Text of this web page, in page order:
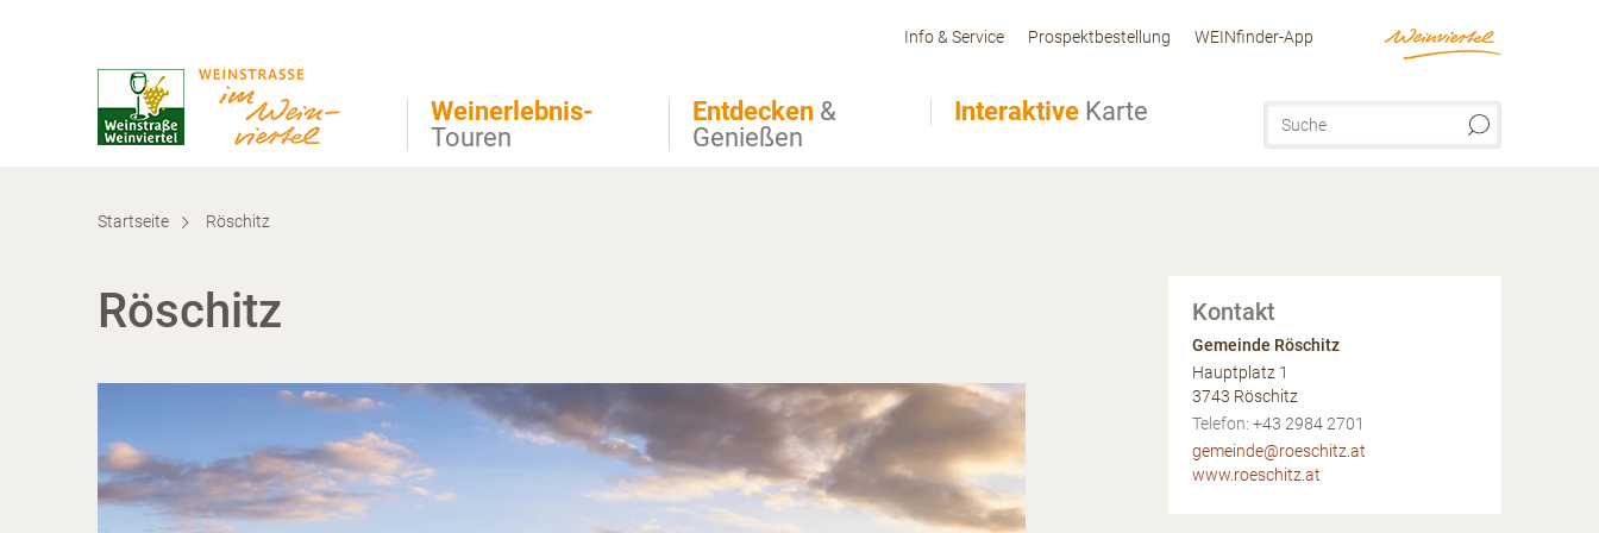
Weinerlebnis-
Touren
Entdecken &
Genießen
Interaktive Karte
Info & Service Prospektbestellung WEINfinder-App
Startseite Röschitz
Röschitz Kontakt
Gemeinde Röschitz
Hauptplatz 1
3743 Röschitz
AT
Telefon: +43 2984 2701
gemeinde@roeschitz.at
www.roeschitz.at